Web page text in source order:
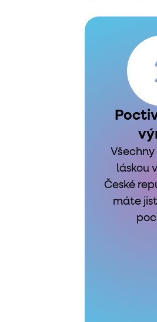
Všechny
láskou
České
máte